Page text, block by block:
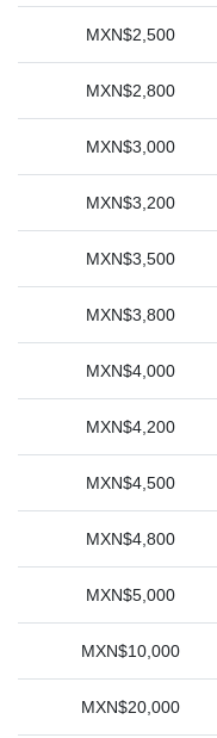
MXN$2,500
MXN$2,800
MXN$3,000
MXN$3,200
MXN$3,500
MXN$3,800
MXN$4,000
MXN$4,200
MXN$4,500
MXN$4,800
MXN$5,000
MXN$10,000
MXN$20,000